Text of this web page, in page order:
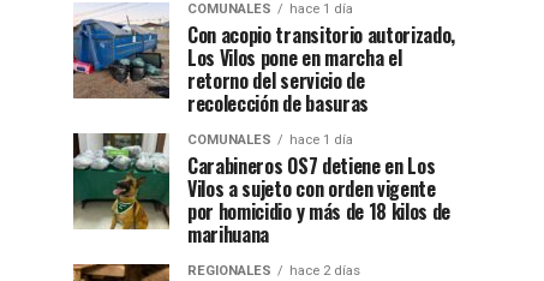
COMUNALES hace 1 día
Con acopio transitorio autorizado,
Los Vilos pone en marcha el
retorno del servicio de
recolección de basuras
COMUNALES hace 1 día
Carabineros OS7 detiene en Los
Vilos a sujeto con orden vigente
por homicidio y más de 18 kilos de
marihuana
REGIONALES hace 2 días